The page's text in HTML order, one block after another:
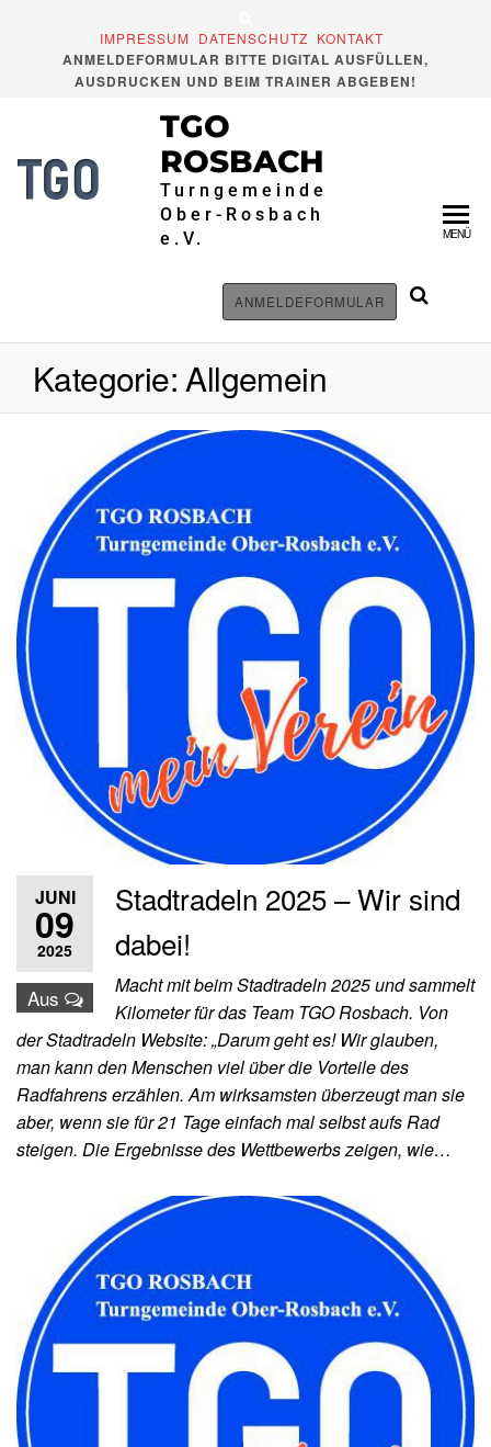
IMPRESSUM DATENSCHUTZ KONTAKT
ANMELDEFORMULAR BITTE DIGITAL AUSFÜLLEN,
AUSDRUCKEN UND BEIM TRAINER ABGEBEN!
TGO
ROSBACH
Turngemeinde
Ober-Rosbach
e.V.
ANMELDEFORMULAR
MENÜ
Kategorie:Allgemein
JUNI
09
2025
Aus
Stadtradeln 2025 – Wir sind
dabei!
Macht mit beim Stadtradeln 2025 und sammelt
Kilometer für das Team TGO Rosbach. Von
der Stadtradeln Website: „Darum geht es! Wir glauben,
man kann den Menschen viel über die Vorteile des
Radfahrens erzählen. Am wirksamsten überzeugt man sie
aber, wenn sie für 21 Tage einfach mal selbst aufs Rad
steigen. Die Ergebnisse des Wettbewerbs zeigen, wie…